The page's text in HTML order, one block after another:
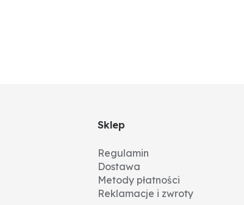
Sklep
Regulamin
Dostawa
Metody płatności
Reklamacje i zwroty